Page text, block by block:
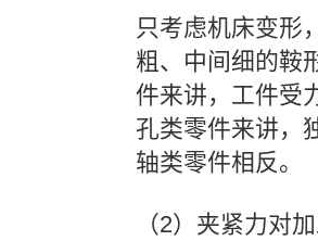
只考虑机床变形
粗、中间细的鞍
件来讲，工件受
孔类零件来讲，
轴类零件相反。
（2）夹紧力对